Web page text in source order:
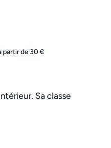
partir de 30 €
Sa classe